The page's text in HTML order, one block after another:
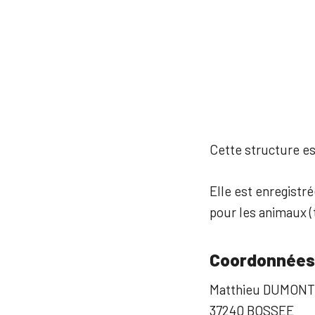
Cette structure
Elle est
pour les animaux
Coordonnées
Matthieu
37240 BOSSEE